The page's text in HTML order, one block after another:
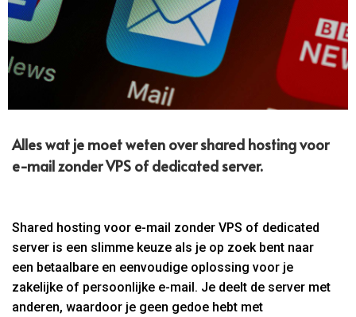
Alles wat je moet weten over shared hosting voor
e-mail zonder VPS of dedicated server.​
Shared hosting voor e-mail zonder VPS of dedicated
server is een slimme keuze als je op zoek bent naar
een betaalbare en eenvoudige oplossing voor je
zakelijke of persoonlijke e-mail. Je deelt de server met
anderen, waardoor je geen gedoe hebt met